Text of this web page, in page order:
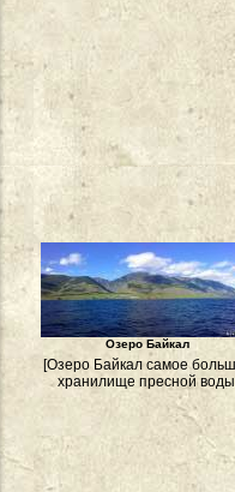
Озеро Байкал
[Озеро Байкал самое
хранилище пресной